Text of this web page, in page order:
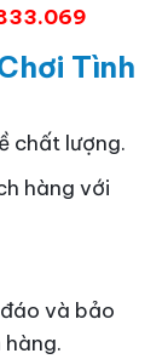
Tình
chất lượng.
hàng với
và bảo